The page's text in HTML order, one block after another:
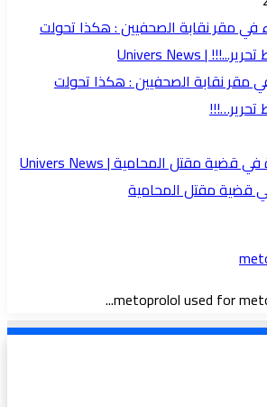
مقر نقابة الصحفيين : هكذا تحولت
تحرير…!!!
قضية مقتل المحامية
metoprolol used for